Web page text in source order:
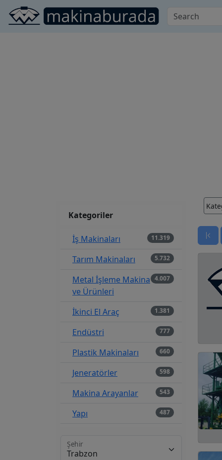
Kategoriler
İş Makinaları 11.319
Tarım Makinaları 5.732
Metal İşleme Makina
ve Ürünleri
4.007
İkinci El Araç 1.381
Endüstri 777
Plastik Makinaları 660
Jeneratörler 598
Makina Arayanlar 543
Yapı 487
Ağaç İşleme Makine
421
Şehir